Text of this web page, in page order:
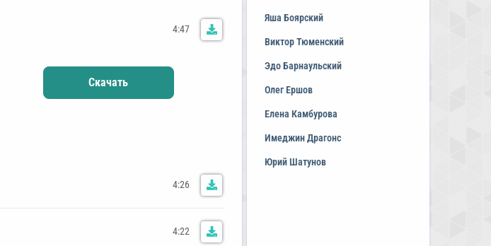
4:47
Скачать
4:26
4:22
Яша Боярский
Виктор Тюменский
Эдо Барнаульский
Олег Ершов
Елена Камбурова
Имеджин Драгонс
Юрий Шатунов